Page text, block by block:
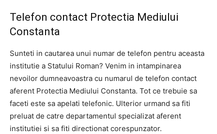
Telefon contact Protectia Mediului
Constanta
Sunteti in cautarea unui numar de telefon pentru aceasta
institutie a Statului Roman? Venim in intampinarea
nevoilor dumneavoastra cu numarul de telefon contact
aferent Protectia Mediului Constanta. Tot ce trebuie sa
faceti este sa apelati telefonic. Ulterior urmand sa fiti
preluat de catre departamentul specializat aferent
institutiei si sa fiti directionat corespunzator.